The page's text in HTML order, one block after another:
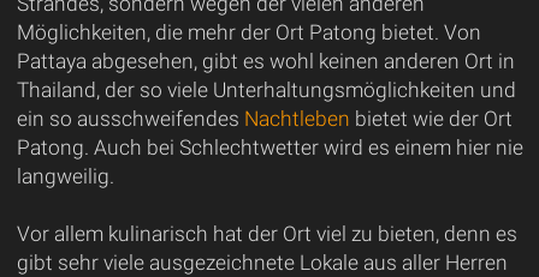
Möglichkeiten, die mehr der Ort Patong bietet. Von
Pattaya abgesehen, gibt es wohl keinen anderen Ort in
Thailand, der so viele Unterhaltungsmöglichkeiten und
ein so ausschweifendes Nachtleben bietet wie der Ort
Patong. Auch bei Schlechtwetter wird es einem hier nie
langweilig.
Vor allem kulinarisch hat der Ort viel zu bieten, denn es
gibt sehr viele ausgezeichnete Lokale aus aller Herren